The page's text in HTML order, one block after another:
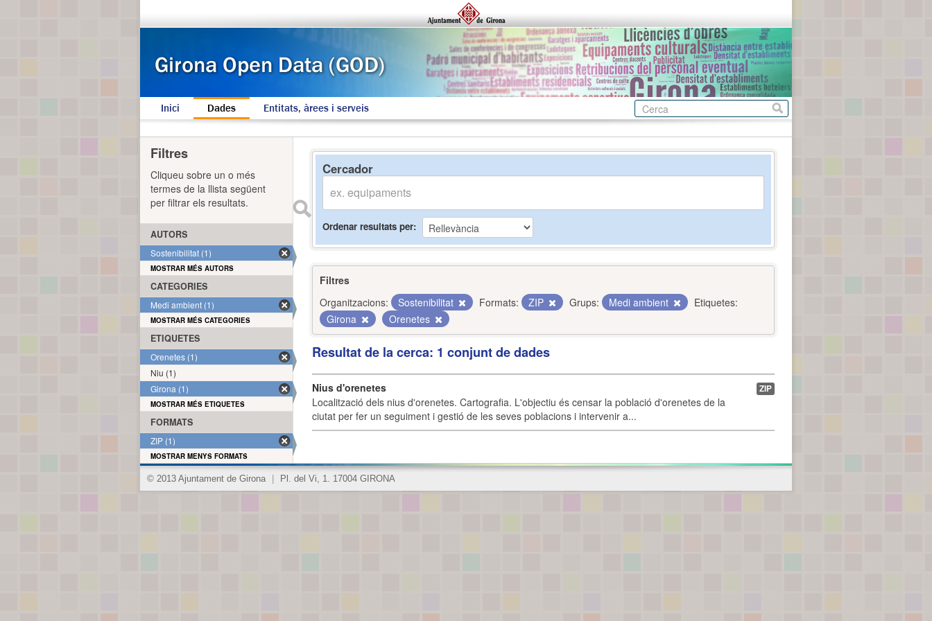
Inici Dades Entitats, àrees i serveis
Cercador
Ordenar resultats per
Filtres
Organitzacions:
Sostenibilitat Formats: ZIP Grups: Medi ambient
Etiquetes:
Girona
Orenetes
Resultat de la cerca: 1 conjunt de dades
Nius d'orenetes
Localització dels nius d'orenetes. Cartografia. L'objectiu és censar la població d'orenetes de la
ciutat per fer un seguiment i gestió de les seves poblacions i intervenir a...
ZIP
Filtres
Cliqueu sobre un o més
termes de la llista següent
per filtrar els resultats.
AUTORS
Sostenibilitat (1)
MOSTRAR MÉS AUTORS
CATEGORIES
Medi ambient (1)
MOSTRAR MÉS CATEGORIES
ETIQUETES
Orenetes (1)
Niu (1)
Girona (1)
MOSTRAR MÉS ETIQUETES
FORMATS
ZIP (1)
MOSTRAR MENYS FORMATS
© 2013 Ajuntament de Girona Pl. del Vi, 1. 17004 GIRONA